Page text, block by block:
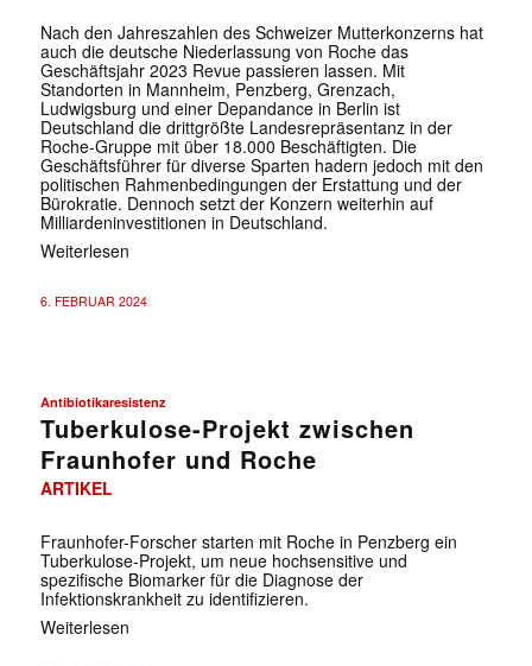
Nach den Jahreszahlen des Schweizer Mutterkonzerns hat
auch die deutsche Niederlassung von Roche das
Geschäftsjahr 2023 Revue passieren lassen. Mit
Standorten in Mannheim, Penzberg, Grenzach,
Ludwigsburg und einer Depandance in Berlin ist
Deutschland die drittgrößte Landesrepräsentanz in der
Roche-Gruppe mit über 18.000 Beschäftigten. Die
Geschäftsführer für diverse Sparten hadern jedoch mit den
politischen Rahmenbedingungen der Erstattung und der
Bürokratie. Dennoch setzt der Konzern weiterhin auf
Milliardeninvestitionen in Deutschland.
Weiterlesen
6. FEBRUAR 2024
Antibiotikaresistenz
Tuberkulose-Projekt zwischen
Fraunhofer und Roche
ARTIKEL
Fraunhofer-Forscher starten mit Roche in Penzberg ein
Tuberkulose-Projekt, um neue hochsensitive und
spezifische Biomarker für die Diagnose der
Infektionskrankheit zu identifizieren.
Weiterlesen